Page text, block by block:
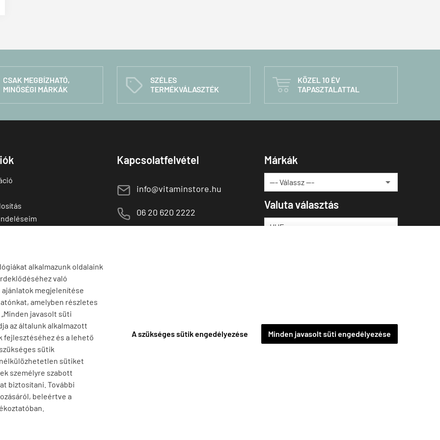
alkalmazunk oldalaink
való
megjelenítése
amelyben részletes
javasolt süti
az általunk alkalmazott
fejlesztéséhez és a lehető
sütik
sütiket
személyre szabott
biztosítani. További
beleértve a
A szükséges sütik engedélyezése Minden javasolt süti engedélyezése
CSAK MEGBÍZHATÓ,
MINŐSÉGI MÁRKÁK
C
SZÉLES
TERMÉKVÁLASZTÉK

KÖZEL 10 ÉV
TAPASZTALATTAL
Kapcsolatfelvétel
E info@vitaminstore.hu
M 06 20 620 2222
Márkák
Valuta választás
-Adatkezelési tájékoztató